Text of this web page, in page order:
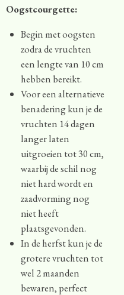
Oogstcourgette:
Begin met oogsten
zodra de vruchten
een lengte van 10 cm
hebben bereikt.
Voor een alternatieve
benadering kun je de
vruchten 14 dagen
langer laten
uitgroeien tot 30 cm,
waarbij de schil nog
niet hard wordt en
zaadvorming nog
niet heeft
plaatsgevonden.
In de herfst kun je de
grotere vruchten tot
wel 2 maanden
bewaren, perfect